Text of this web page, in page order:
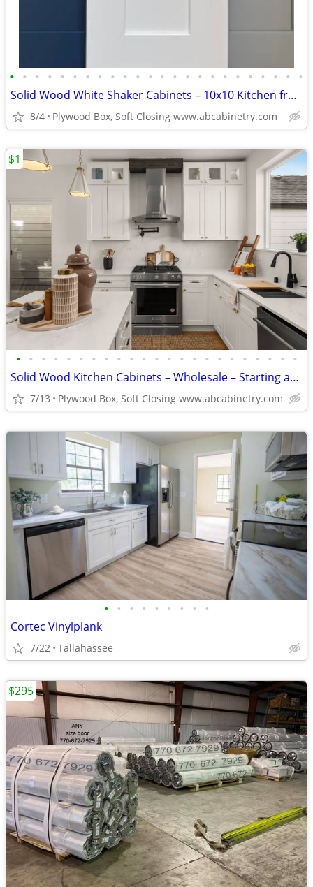
• • • • • • • • • • • • • • • • • • • • • • • •
Solid Wood White Shaker Cabinets – 10x10 Kitchen from $1,950+ (Free De
8/4 Plywood Box, Soft Closing www.abcabinetry.com
• • • • • • • • • • • • • • • • • • • • • • •
Solid Wood Kitchen Cabinets – Wholesale – Starting at $96
7/13 Plywood Box, Soft Closing www.abcabinetry.com
$1
• • • • • • • • •
Cortec Vinylplank
7/22 Tallahassee
$295